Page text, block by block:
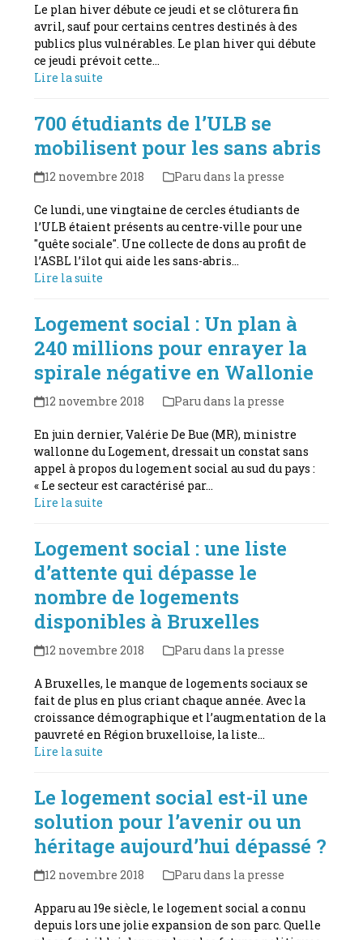
Le plan hiver débute ce jeudi et se clôturera fin
avril, sauf pour certains centres destinés à des
publics plus vulnérables. Le plan hiver qui débute
ce jeudi prévoit cette…
Lire la suite
700 étudiants de l’ULB se
mobilisent pour les sans abris
12 novembre 2018 Paru dans la presse
Ce lundi, une vingtaine de cercles étudiants de
l’ULB étaient présents au centre-ville pour une
"quête sociale". Une collecte de dons au profit de
l’ASBL l’îlot qui aide les sans-abris…
Lire la suite
Logement social : Un plan à
240 millions pour enrayer la
spirale négative en Wallonie
12 novembre 2018 Paru dans la presse
En juin dernier, Valérie De Bue (MR), ministre
wallonne du Logement, dressait un constat sans
appel à propos du logement social au sud du pays :
« Le secteur est caractérisé par…
Lire la suite
Logement social : une liste
d’attente qui dépasse le
nombre de logements
disponibles à Bruxelles
12 novembre 2018 Paru dans la presse
A Bruxelles, le manque de logements sociaux se
fait de plus en plus criant chaque année. Avec la
croissance démographique et l’augmentation de la
pauvreté en Région bruxelloise, la liste…
Lire la suite
Le logement social est-il une
solution pour l’avenir ou un
héritage aujourd’hui dépassé ?
12 novembre 2018 Paru dans la presse
Apparu au 19e siècle, le logement social a connu
depuis lors une jolie expansion de son parc. Quelle